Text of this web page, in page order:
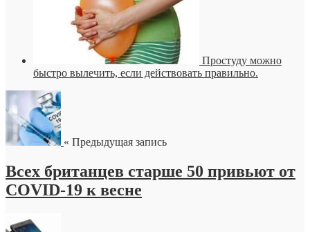
Простуду можно
быстро вылечить, если действовать правильно.
« Предыдущая запись
Всех британцев старше 50 привьют от
COVID-19 к весне